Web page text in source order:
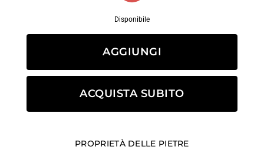
Disponibile
AGGIUNGI
ACQUISTA SUBITO
PROPRIETÀ DELLE PIETRE